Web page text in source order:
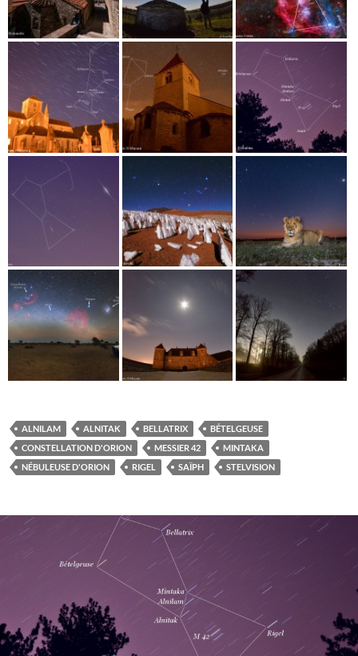
ALNILAM ALNITAK BELLATRIX
BÉTELGEUSE
CONSTELLATION D'ORION
MESSIER 42
MINTAKA
NÉBULEUSE D'ORION
RIGEL SAÏPH STELVISION